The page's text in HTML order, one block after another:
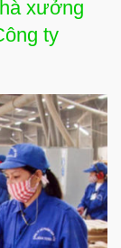
xưởng
ty